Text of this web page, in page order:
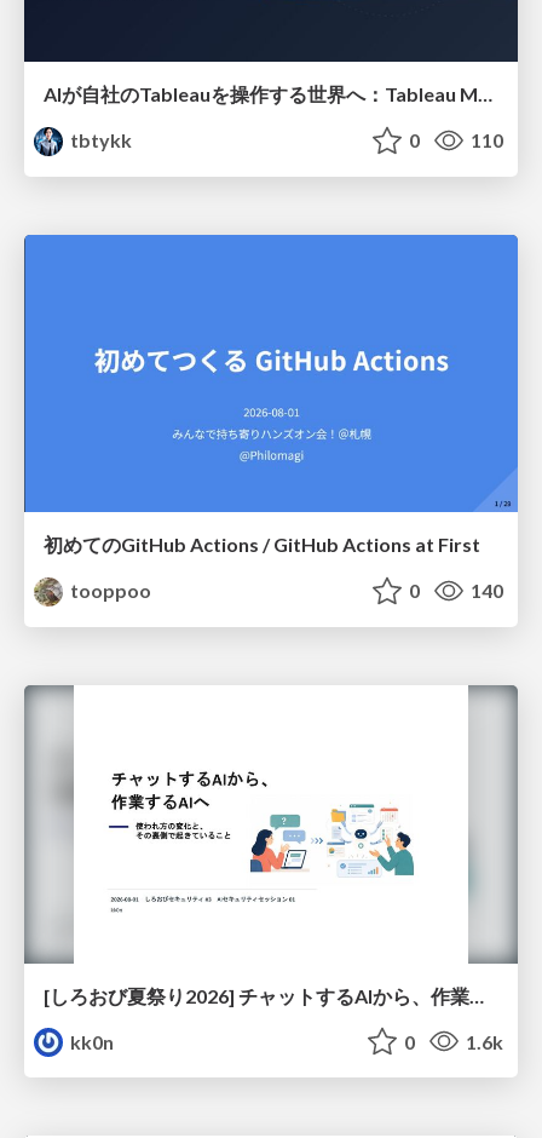
tbtykk
0 110
初めてのGitHub Actions / GitHub Actions at First
tooppoo
0 140
kk0n
0 1.6k